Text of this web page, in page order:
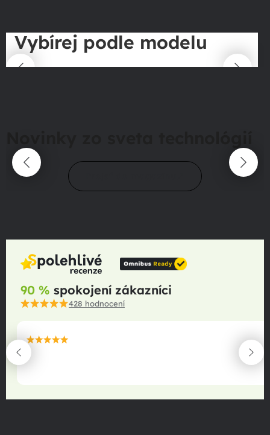
Vybírej podle modelu
90 % spokojení zákazníci
428 hodnocení
maximální spokojenost
22.06.2025